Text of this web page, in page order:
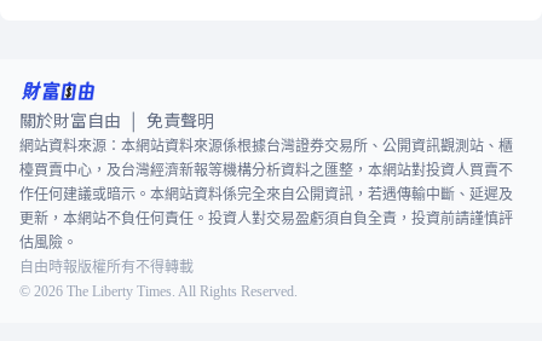
關於財富自由 免責聲明
網站資料來源：本網站資料來源係根據台灣證券交易所、公開資訊觀測站、櫃
檯買賣中心，及台灣經濟新報等機構分析資料之匯整，本網站對投資人買賣不
作任何建議或暗示。本網站資料係完全來自公開資訊，若遇傳輸中斷、延遲及
更新，本網站不負任何責任。投資人對交易盈虧須自負全責，投資前請謹慎評
估風險。
自由時報版權所有不得轉載
© 2026 The Liberty Times. All Rights Reserved.